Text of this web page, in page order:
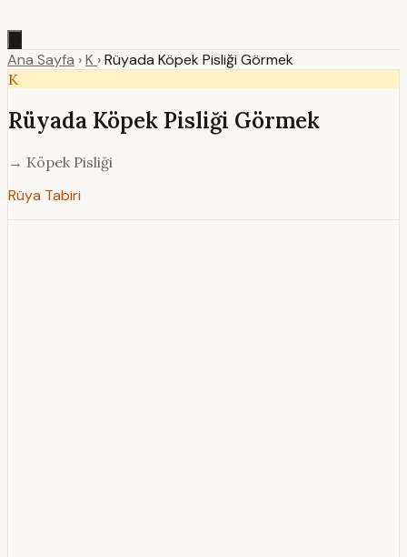
Ana Sayfa ›K ›Rüyada Köpek Pisliği Görmek
K
Rüyada Köpek Pisliği Görmek
→ Köpek Pisliği
Rüya Tabiri